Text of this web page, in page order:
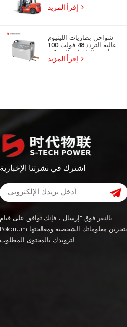
شواحن بطاريات الليثيوم
عالية التردد 48 فولت 100
أمبير للرافعات الشوكية
اشترك في نشرتنا الإخبارية
بالنقر فوق "إرسال"، فإنك توافق على قيام
Polarium بتخزين معلوماتك الشخصية ومعالجتها
لتزويدك بالمحتوى المطلوب.